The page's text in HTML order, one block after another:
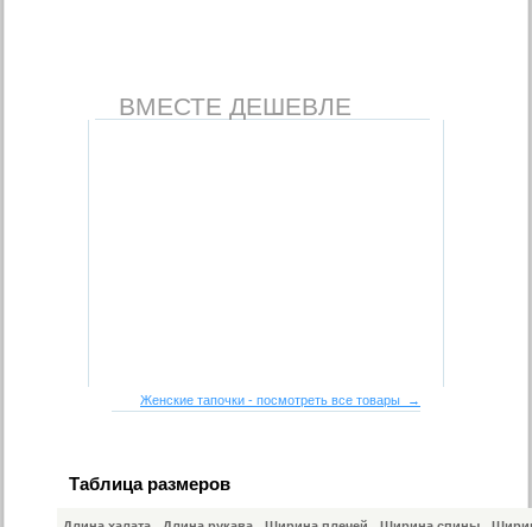
ВМЕСТЕ ДЕШЕВЛЕ
Женские тапочки - посмотреть все товары →
Таблица размеров